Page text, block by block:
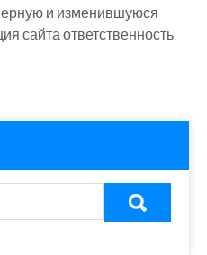
и изменившуюся
сайта ответственность